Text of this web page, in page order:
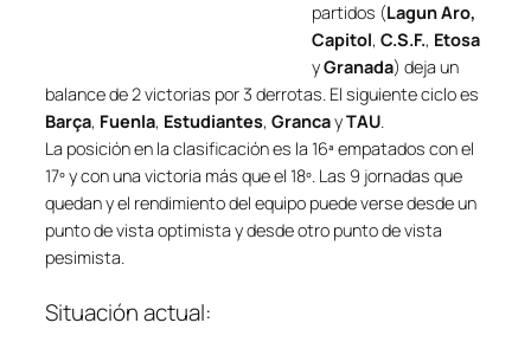
partidos (Lagun Aro,
Capitol, C.S.F., Etosa
yGranada) deja un
balance de 2 victorias por 3 derrotas. El siguiente ciclo es
Barça, Fuenla, Estudiantes, GrancayTAU.
La posición en la clasificación es la 16ª empatados con el
17º y con una victoria más que el 18º. Las 9 jornadas que
quedan y el rendimiento del equipo puede verse desde un
punto de vista optimista y desde otro punto de vista
pesimista.
Situación actual: